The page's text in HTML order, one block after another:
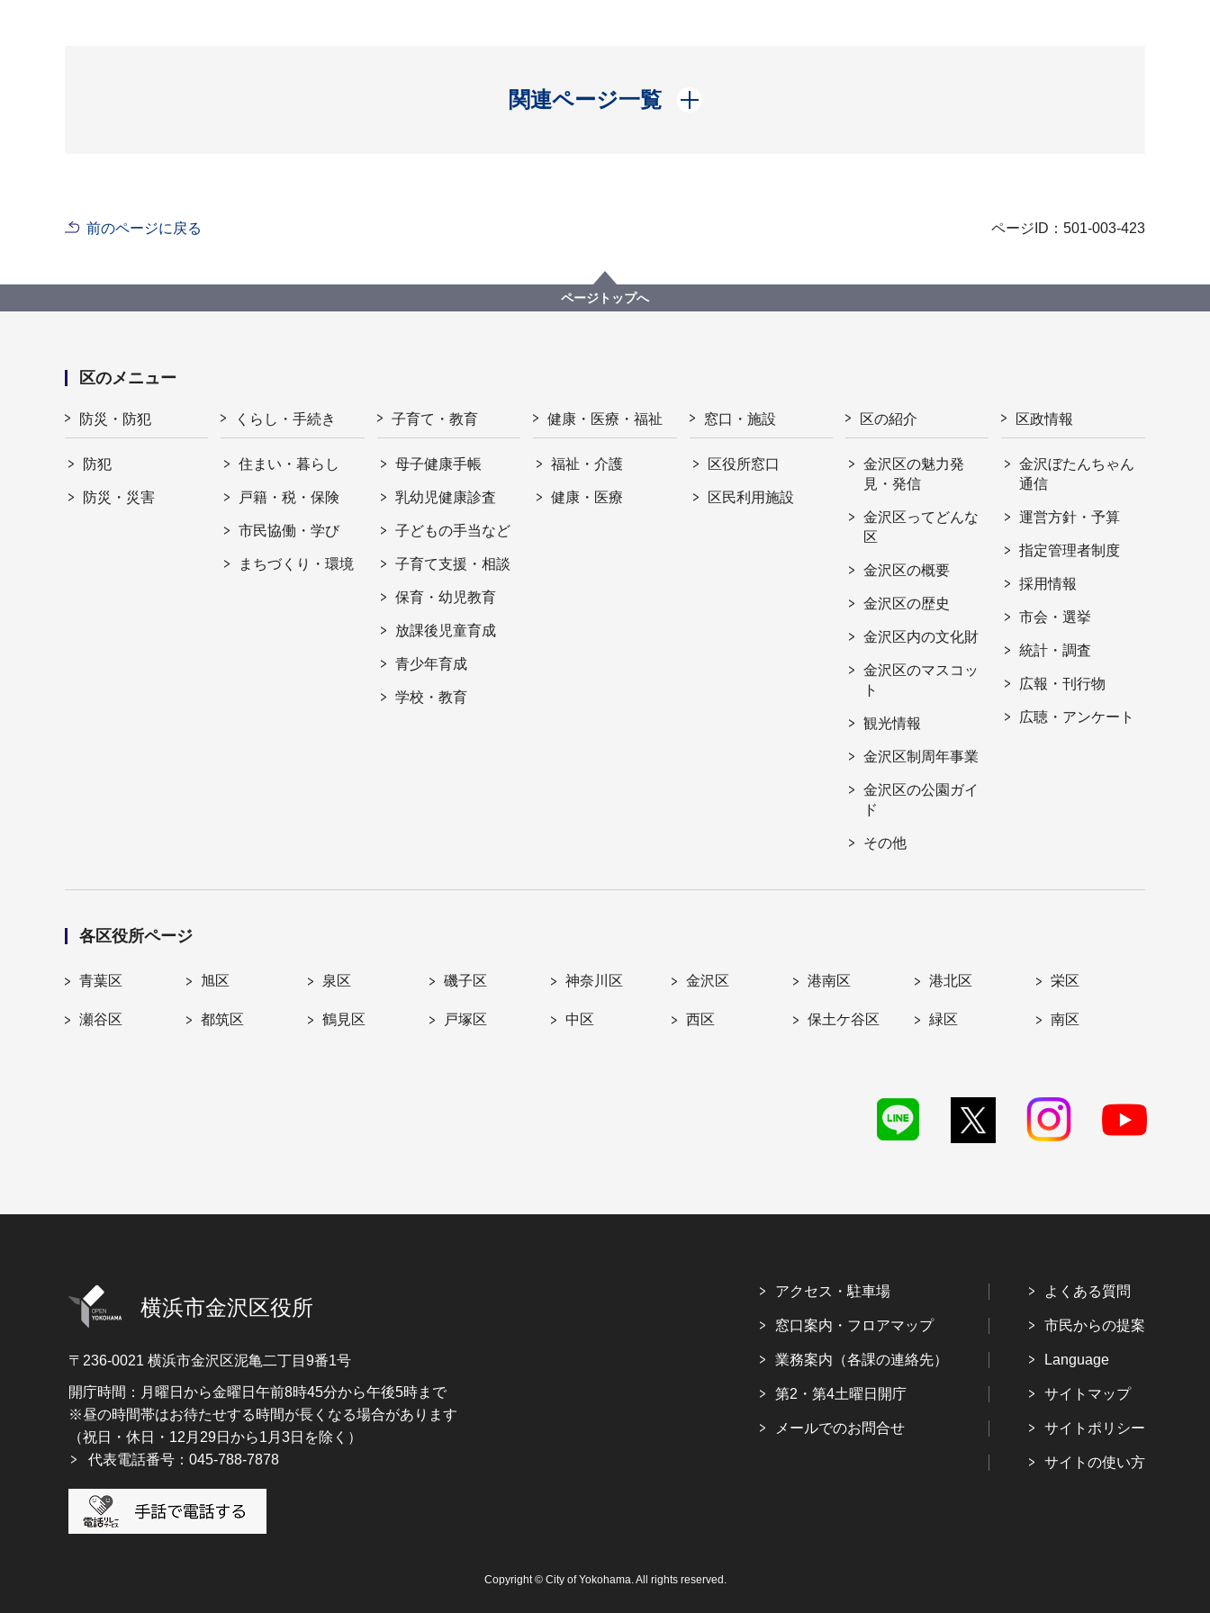
関連ページ一覧
開く
前のページに戻る ページID：501-003-423
ページトップへ
区のメニュー
防災・防犯
防犯
防災・災害
くらし・手続き
住まい・暮らし
戸籍・税・保険
市民協働・学び
まちづくり・環境
子育て・教育
母子健康手帳
乳幼児健康診査
子どもの手当など
子育て支援・相談
保育・幼児教育
放課後児童育成
青少年育成
学校・教育
健康・医療・福祉
福祉・介護
健康・医療
窓口・施設
区役所窓口
区民利用施設
区の紹介
金沢区の魅力発
見・発信
金沢区ってどんな
区
金沢区の概要
金沢区の歴史
金沢区内の文化財
金沢区のマスコッ
ト
観光情報
金沢区制周年事業
金沢区の公園ガイ
ド
その他
区政情報
金沢ぼたんちゃん
通信
運営方針・予算
指定管理者制度
採用情報
市会・選挙
統計・調査
広報・刊行物
広聴・アンケート
各区役所ページ
青葉区 旭区 泉区 磯子区 神奈川区 金沢区 港南区 港北区 栄区
瀬谷区 都筑区 鶴見区 戸塚区 中区 西区 保土ケ谷区 緑区 南区
横浜市金沢区役所
〒236-0021 横浜市金沢区泥亀二丁目9番1号
開庁時間：月曜日から金曜日午前8時45分から午後5時まで
※昼の時間帯はお待たせする時間が長くなる場合があります
（祝日・休日・12月29日から1月3日を除く）
代表電話番号：045-788-7878
アクセス・駐車場
窓口案内・フロアマップ
業務案内（各課の連絡先）
第2・第4土曜日開庁
メールでのお問合せ
よくある質問
市民からの提案
Language
サイトマップ
サイトポリシー
サイトの使い方
Copyright © City of Yokohama. All rights reserved.